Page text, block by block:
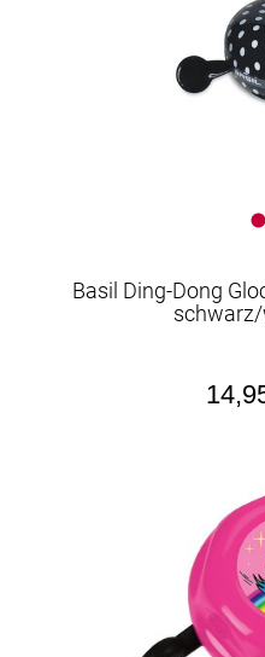
Basil Ding-Dong